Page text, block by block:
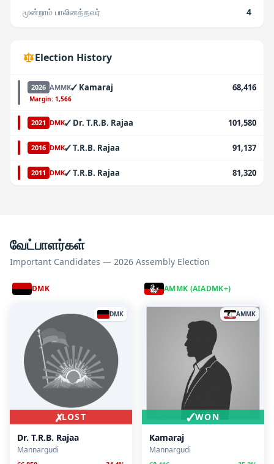
மூன்றாம் பாலினத்தவர் 4
Election History
2026 AMMK✓ Kamaraj 68,416
·Margin: 1,566
2021 DMK✓ Dr. T.R.B. Rajaa 101,580
2016 DMK✓T.R.B. Rajaa 91,137
2011 DMK✓T.R.B. Rajaa 81,320
வேட்பாளர்கள்
Important Candidates — 2026 Assembly Election
DMK
✗LOST
DMK
Dr. T.R.B. Rajaa
Mannargudi
AMMK (AIADMK+)
✓WON
AMMK
Kamaraj
Mannargudi